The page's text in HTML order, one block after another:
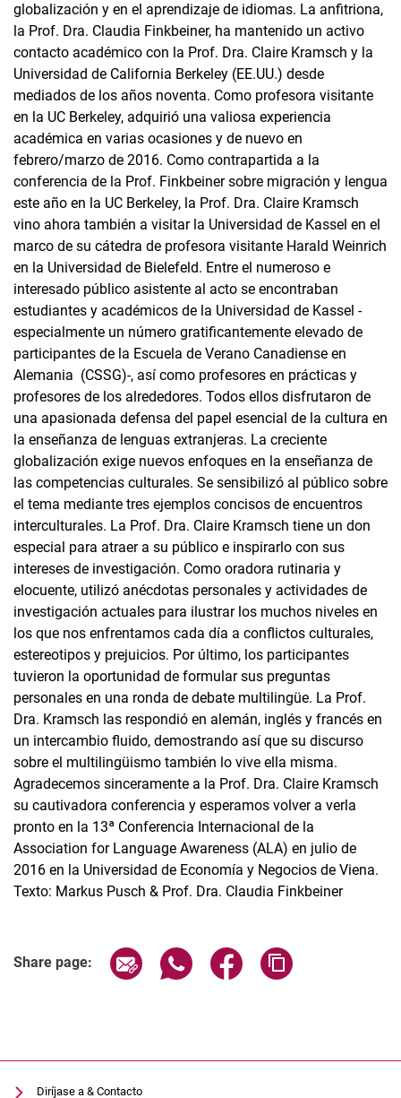
globalización y en el aprendizaje de idiomas. La anfitriona,
la Prof. Dra. Claudia Finkbeiner, ha mantenido un activo
contacto académico con la Prof. Dra. Claire Kramsch y la
Universidad de California Berkeley (EE.UU.) desde
mediados de los años noventa. Como profesora visitante
en la UC Berkeley, adquirió una valiosa experiencia
académica en varias ocasiones y de nuevo en
febrero/marzo de 2016. Como contrapartida a la
conferencia de la Prof. Finkbeiner sobre migración y lengua
este año en la UC Berkeley, la Prof. Dra. Claire Kramsch
vino ahora también a visitar la Universidad de Kassel en el
marco de su cátedra de profesora visitante Harald Weinrich
en la Universidad de Bielefeld. Entre el numeroso e
interesado público asistente al acto se encontraban
estudiantes y académicos de la Universidad de Kassel -
especialmente un número gratificantemente elevado de
participantes de la Escuela de Verano Canadiense en
Alemania (CSSG)-, así como profesores en prácticas y
profesores de los alrededores. Todos ellos disfrutaron de
una apasionada defensa del papel esencial de la cultura en
la enseñanza de lenguas extranjeras. La creciente
globalización exige nuevos enfoques en la enseñanza de
las competencias culturales. Se sensibilizó al público sobre
el tema mediante tres ejemplos concisos de encuentros
interculturales. La Prof. Dra. Claire Kramsch tiene un don
especial para atraer a su público e inspirarlo con sus
intereses de investigación. Como oradora rutinaria y
elocuente, utilizó anécdotas personales y actividades de
investigación actuales para ilustrar los muchos niveles en
los que nos enfrentamos cada día a conflictos culturales,
estereotipos y prejuicios. Por último, los participantes
tuvieron la oportunidad de formular sus preguntas
personales en una ronda de debate multilingüe. La Prof.
Dra. Kramsch las respondió en alemán, inglés y francés en
un intercambio fluido, demostrando así que su discurso
sobre el multilingüismo también lo vive ella misma.
Agradecemos sinceramente a la Prof. Dra. Claire Kramsch
su cautivadora conferencia y esperamos volver a verla
pronto en la 13ª Conferencia Internacional de la
Association for Language Awareness (ALA) en julio de
2016 en la Universidad de Economía y Negocios de Viena.
Texto: Markus Pusch & Prof. Dra. Claudia Finkbeiner
Share page: Share page via email
Share page via WhatsApp
Share page via
Diríjase a & Contacto